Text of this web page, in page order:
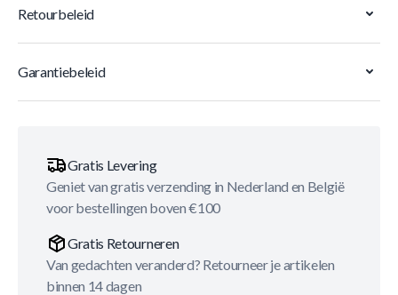
Retourbeleid
Garantiebeleid
Gratis Levering
Geniet van gratis verzending in Nederland en België
voor bestellingen boven €100
Gratis Retourneren
Van gedachten veranderd? Retourneer je artikelen
binnen 14 dagen